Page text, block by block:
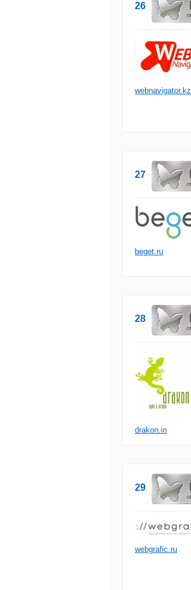
26
webnavigator.kz
27
beget.ru
28
drakon.in
29
webgrafic.ru